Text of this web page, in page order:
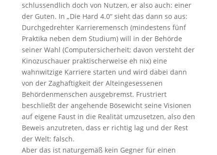
schlussendlich doch von Nutzen, er also auch: einer
der Guten. In „Die Hard 4.0“ sieht das dann so aus:
Durchgedrehter Karrieremensch (mindestens fünf
Praktika neben dem Studium) will in der Behörde
seiner Wahl (Computersicherheit; davon versteht der
Kinozuschauer praktischerweise eh nix) eine
wahnwitzige Karriere starten und wird dabei dann
von der Zaghaftigkeit der Alteingesessenen
Behördenmenschen ausgebremst. Frustriert
beschließt der angehende Bösewicht seine Visionen
auf eigene Faust in die Realität umzusetzen, also den
Beweis anzutreten, dass er richtig lag und der Rest
der Welt: falsch.
Aber das ist naturgemäß kein Gegner für einen